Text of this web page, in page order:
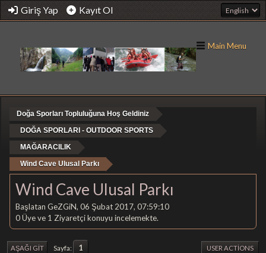
Giriş Yap Kayıt Ol
Main Menu
Doğa Sporları Topluluğuna Hoş Geldiniz
DOĞA SPORLARI - OUTDOOR SPORTS
MAĞARACILIK
Wind Cave Ulusal Parkı
Wind Cave Ulusal Parkı
Başlatan GeZGiN, 06 Şubat 2017, 07:59:10
0 Üye ve 1 Ziyaretçi konuyu incelemekte.
AŞAĞI GIT Sayfa 1 USER ACTIONS